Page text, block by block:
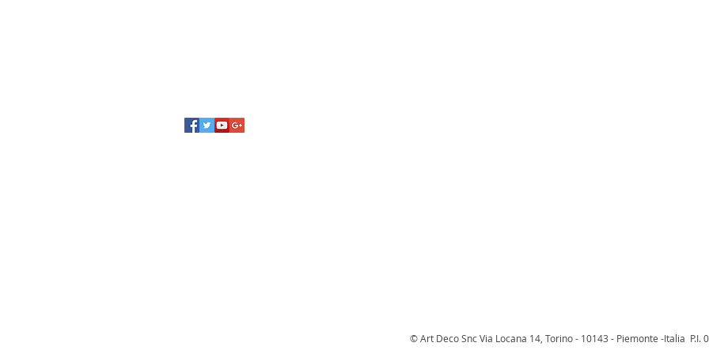
© Art Deco Snc Via Locana 14, Torino - 10143 - Piemonte -Italia P.I.